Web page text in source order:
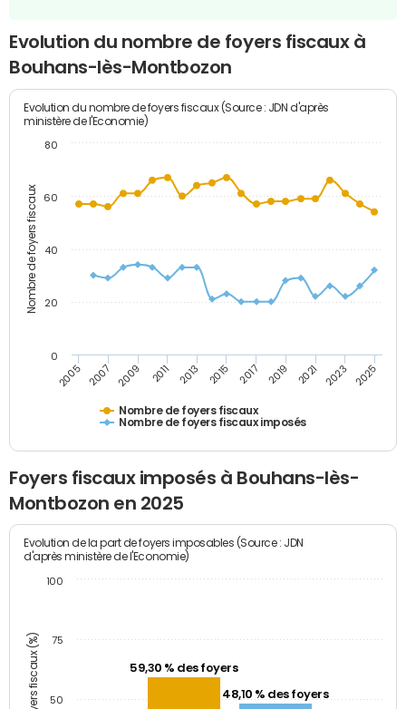
Evolution du nombre de foyers fiscaux à
Bouhans-lès-Montbozon
Nombre de foyers fiscaux
Evolution du nombre de foyers fiscaux (Source : JDN d'après
ministère de l'Economie)
Nombre de foyers fiscaux
Nombre de foyers fiscaux imposés
2005 2007 2009 2011 2013 2015 2017 2019 2021 2023 2025
0
20
40
60
80
Foyers fiscaux imposés à Bouhans-lès-
Montbozon en 2025
Evolution de la part de foyers imposables (Source : JDN
d'après ministère de l'Economie)
59,30 % des foyers
48,10 % des foyers
50
75
100